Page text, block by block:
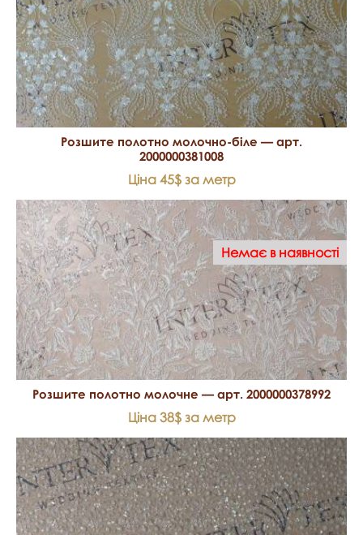
Розшите полотно молочно-біле — арт.
2000000381008
Ціна 45$ за метр
Немає в наявності
Розшите полотно молочне — арт. 2000000378992
Ціна 38$ за метр